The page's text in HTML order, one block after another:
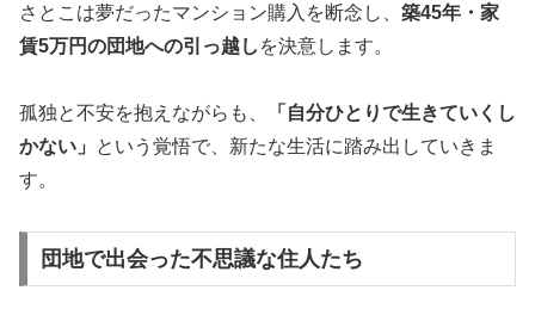
さとこは夢だったマンション購入を断念し、 築45年・家
賃5万円の団地への引っ越し を決意します。
孤独と不安を抱えながらも、
「自分ひとりで生きていくし
かない」
という覚悟で、新たな生活に踏み出していきま
す。
団地で出会った不思議な住人たち